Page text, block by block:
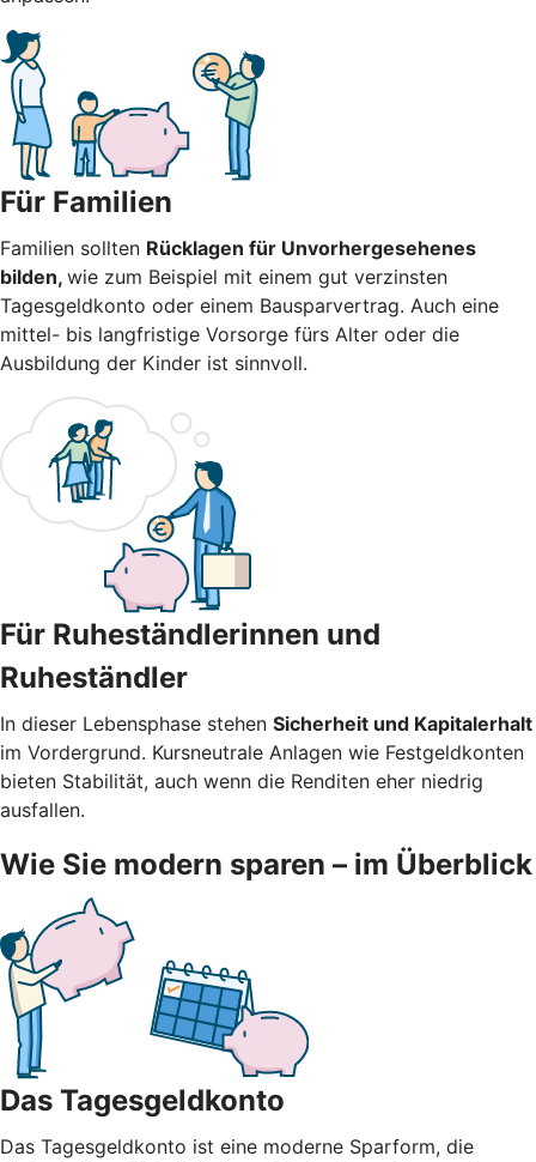
Für Familien
Familien sollten Rücklagen für Unvorhergesehenes
bilden, wie zum Beispiel mit einem gut verzinsten
Tagesgeldkonto oder einem Bausparvertrag. Auch eine
mittel- bis langfristige Vorsorge fürs Alter oder die
Ausbildung der Kinder ist sinnvoll.
Für Ruheständlerinnen und
Ruheständler
In dieser Lebensphase stehen Sicherheit und Kapitalerhalt
im Vordergrund. Kursneutrale Anlagen wie Festgeldkonten
bieten Stabilität, auch wenn die Renditen eher niedrig
ausfallen.
Wie Sie modern sparen – im Überblick
Das Tagesgeldkonto
Das Tagesgeldkonto ist eine moderne Sparform, die